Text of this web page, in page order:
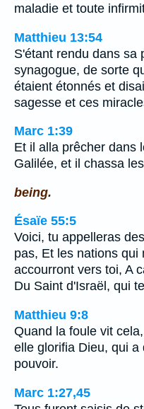
maladie et toute
Matthieu 13:54
S'étant rendu dans sa
synagogue, de sorte
étaient étonnés et
sagesse et ces
Marc 1:39
Et il alla prêcher dans
Galilée, et il chassa
being.
Ésaïe 55:5
Voici, tu appelleras
pas, Et les nations qui
accourront vers toi, A
Du Saint d'Israël, qui
Matthieu 9:8
Quand la foule vit
elle glorifia Dieu, qui a
pouvoir.
Marc 1:27,45